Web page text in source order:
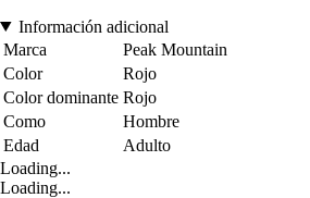
Información adicional
Marca
Peak Mountain
Color
Rojo
Color dominante Rojo
Como
Hombre
Edad
Adulto
Loading...
Loading...